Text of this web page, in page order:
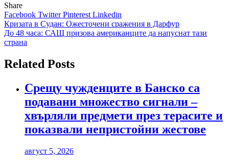
Share
Facebook TwitterPinterest Linkedin
Навигация
Кризата в Судан: Ожесточени сражения в Дарфур
До 48 часа: САЩ призова американците да напуснат тази
страна
Related Posts
Срещу чужденците в Банско са
подавани множество сигнали –
хвърляли предмети през терасите и
показвали непристойни жестове
август 5, 2026